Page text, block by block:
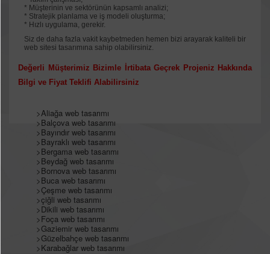
* Müşterinin ve sektörünün kapsamlı analizi;
* Stratejik planlama ve iş modeli oluşturma;
* Hızlı uygulama, gerekir.
Siz de daha fazla vakit kaybetmeden hemen bizi arayarak kaliteli bir
web sitesi tasarımına sahip olabilirsiniz.
Değerli Müşterimiz Bizimle İrtibata Geçrek Projeniz Hakkında
Bilgi ve Fiyat Teklifi Alabilirsiniz
>Aliağa web tasarımı
>Balçova web tasarımı
>Bayındır web tasarımı
>Bayraklı web tasarımı
>Bergama web tasarımı
>Beydağ web tasarımı
>Bornova web tasarımı
>Buca web tasarımı
>Çeşme web tasarımı
>çiğli web tasarımı
>Dikili web tasarımı
>Foça web tasarımı
>Gaziemir web tasarımı
>Güzelbahçe web tasarımı
>Karabağlar web tasarımı